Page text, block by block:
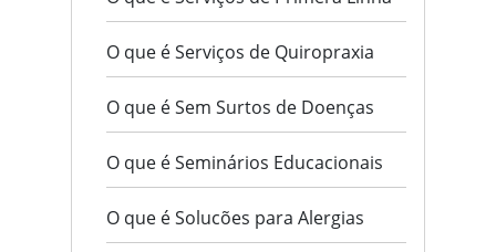
O que é Serviços de Quiropraxia
O que é Sem Surtos de Doenças
O que é Seminários Educacionais
O que é Solucões para Alergias